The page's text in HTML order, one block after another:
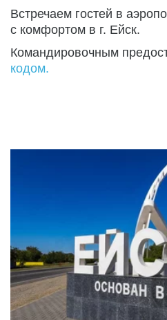
Встречаем гостей в
с комфортом в г. Ейск.
Командировочным
кодом.